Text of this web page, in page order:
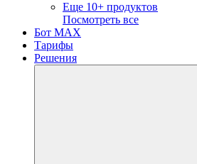
Еще 10+ продуктов
Посмотреть все
Бот MAX
Тарифы
Решения